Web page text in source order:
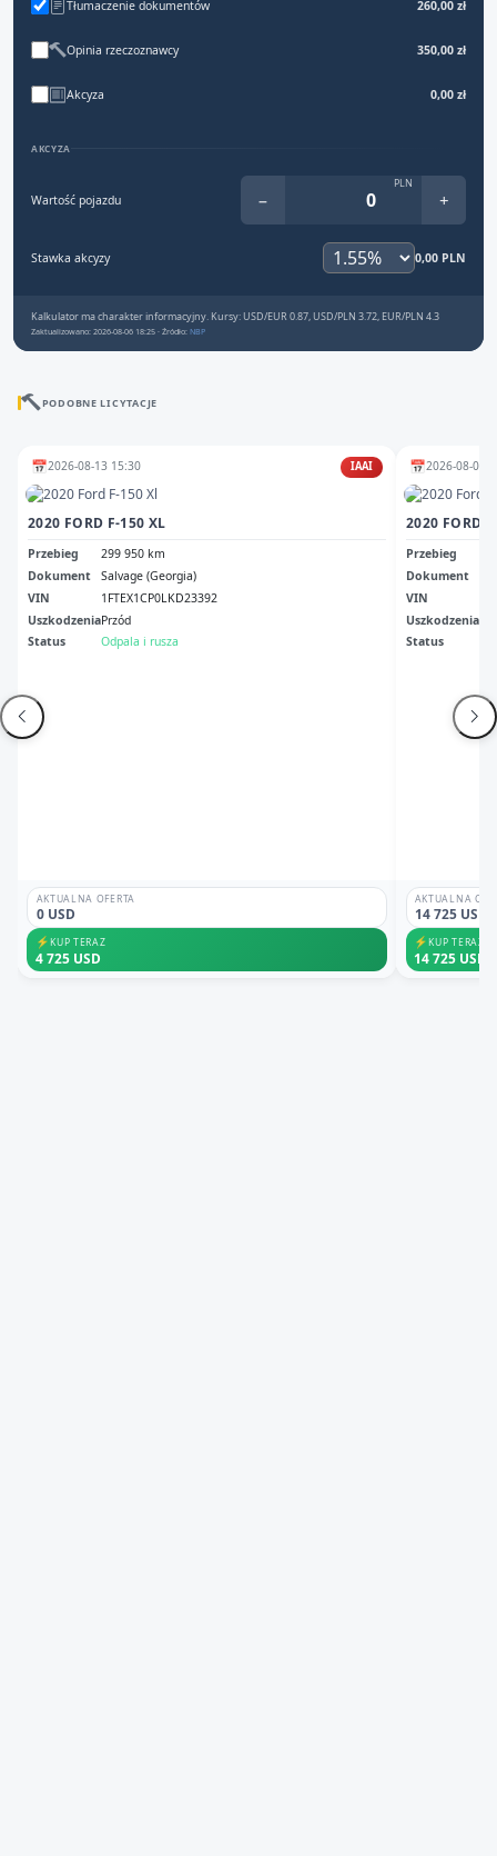
Tłumaczenie dokumentów 260,00 zł
Opinia rzeczoznawcy 350,00 zł
Akcyza 0,00 zł
AKCYZA
Wartość pojazdu −
PLN
+
Stawka akcyzy 0,00 PLN
Kalkulator ma charakter informacyjny. Kursy: USD/EUR 0.87, USD/PLN 3.72, EUR/PLN 4.3
Zaktualizowano: 2026-08-06 18:25 · Źródło: NBP
PODOBNE LICYTACJE
📅2026-08-13 15:30 IAAI
2020 FORD F-150 XL
Przebieg
299 950 km
Dokument
Salvage (Georgia)
VIN
1FTEX1CP0LKD23392
UszkodzeniaPrzód
Status
Odpala i rusza
AKTUALNA OFERTA
0 USD
⚡KUP TERAZ
4 725 USD
📅2026-08-07
2020 FORD
Przebieg
Dokument
VIN
Uszkodzenia
Status
AKTUALNA
14 725 USD
⚡KUP TERAZ
14 725 USD